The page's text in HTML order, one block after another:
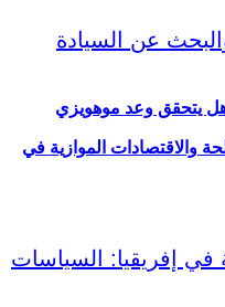
هل يتحقق وعد موهويزي
والاقتصادات الموازية في